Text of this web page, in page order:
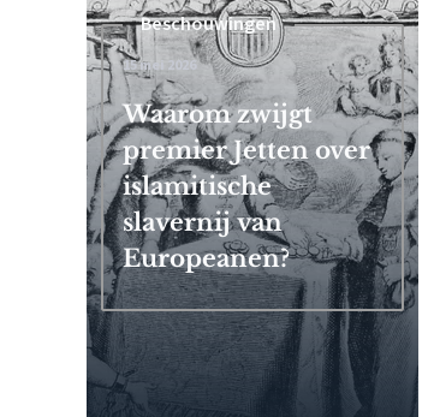
Beschouwingen
15 mei 2026
Waarom zwijgt
premier Jetten over
islamitische
slavernij van
Europeanen?
Beschouwingen
4 februari 2026
Censuurschandaal
wereldwijde censuur